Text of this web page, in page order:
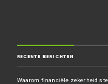
RECENTE BERICHTEN
Waarom financiële zekerheid